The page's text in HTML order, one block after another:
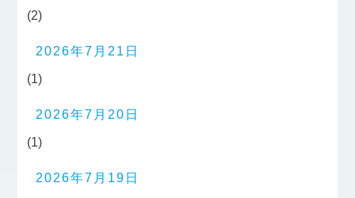
(2)
2026年7月21日
(1)
2026年7月20日
(1)
2026年7月19日